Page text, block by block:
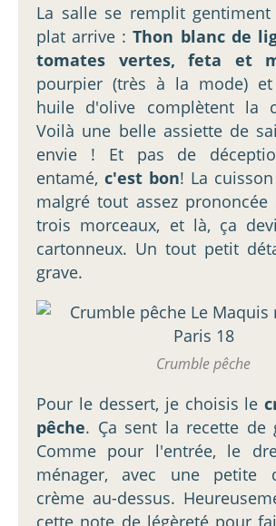
La salle se remplit
plat arrive :Thon blanc de
tomates vertes, feta et
pourpier (très à la mode)
huile d'olive complètent la
Voilà une belle assiette de
envie ! Et pas de
entamé, c'est bon! La
malgré tout assez
trois morceaux, et là, ça
cartonneux. Un tout petit
grave.
Crumble pêche
Pour le dessert, je choisis le
pêche. Ça sent la recette de
Comme pour l'entrée, le
ménager, avec une petite
crème au-dessus.
cette note de légèreté pour